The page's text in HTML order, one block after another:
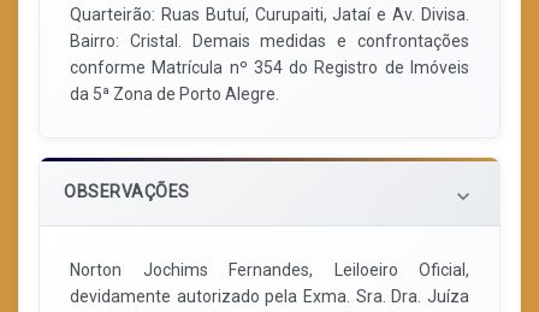
Quarteirão: Ruas Butuí, Curupaiti, Jataí e Av. Divisa.
Bairro: Cristal. Demais medidas e confrontações
conforme Matrícula nº 354 do Registro de Imóveis
da 5ª Zona de Porto Alegre.
OBSERVAÇÕES keyboard_arrow_down
Norton Jochims Fernandes, Leiloeiro Oficial,
devidamente autorizado pela Exma. Sra. Dra. Juíza